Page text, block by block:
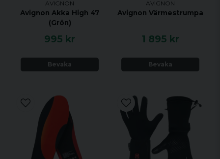
AVIGNON
Avignon Akka High 47
(Grön)
995 kr
Bevaka
AVIGNON
Avignon Värmestrumpa
1 895 kr
Bevaka